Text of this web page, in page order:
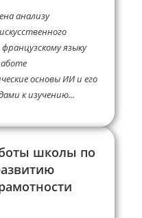
анализу
языку
основы ИИ и его
к изучению...
школы по